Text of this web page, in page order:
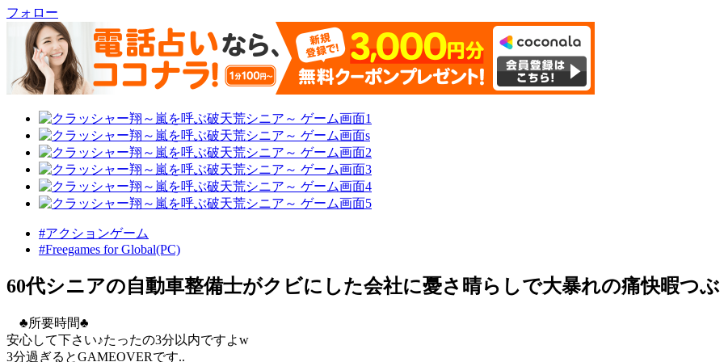
フォロー
#アクションゲーム
#Freegames for Global(PC)
60代シニアの自動車整備士がクビにした会社に憂さ晴らしで大暴れの痛快暇つ
♣所要時間♣
安心して下さい♪たったの3分以内ですよw
3分過ぎるとGAMEOVERです..